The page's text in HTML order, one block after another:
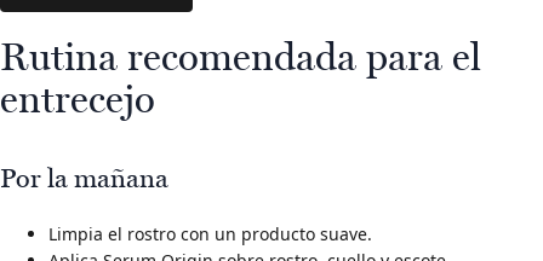
Rutina recomendada para el
entrecejo
Por la mañana
Limpia el rostro con un producto suave.